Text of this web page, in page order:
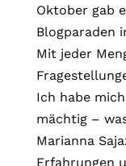
Oktober gab
Blogparaden
Mit jeder
Ich habe
mächtig –
Marianna
Erfahrungen